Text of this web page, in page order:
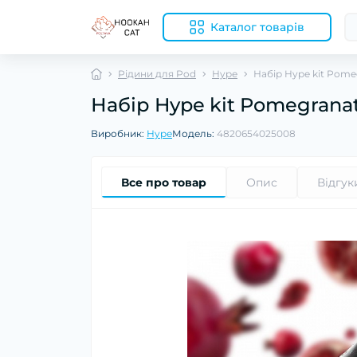
Каталог товарів
Рідини для Pod Hype Набір Hype kit
Набір Hype kit
Виробник: HypeМодель: 4820654025008
Все про товар Опис